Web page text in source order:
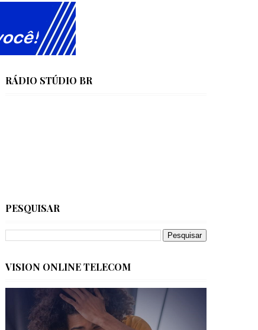
RÁDIO STÚDIO BR
PESQUISAR
VISION ONLINE TELECOM